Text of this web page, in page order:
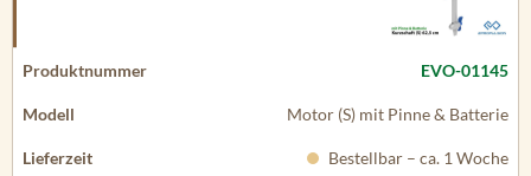
EVO-01145
Motor (S) mit Pinne & Batterie
Bestellbar – ca. 1 Woche